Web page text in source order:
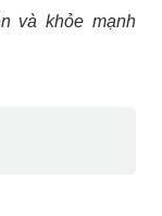
và khỏe mạnh